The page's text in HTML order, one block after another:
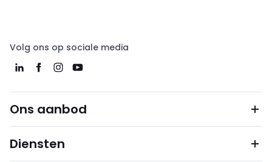
Volg ons op sociale media
Ons aanbod
Diensten